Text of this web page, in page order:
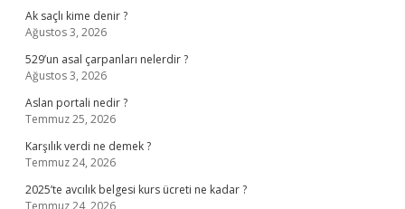
Ak saçlı kime denir ?
Ağustos 3, 2026
529’un asal çarpanları nelerdir ?
Ağustos 3, 2026
Aslan portali nedir ?
Temmuz 25, 2026
Karşılık verdi ne demek ?
Temmuz 24, 2026
2025’te avcılık belgesi kurs ücreti ne kadar ?
Temmuz 24, 2026